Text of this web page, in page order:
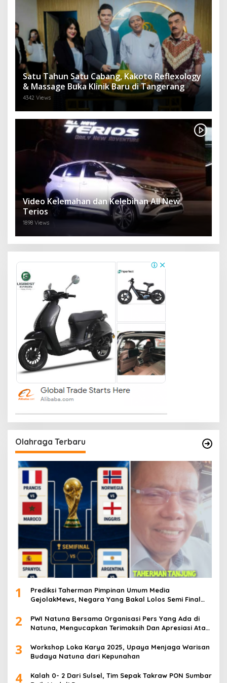
Satu Tahun Satu Cabang, Kakoto Reflexology
& Massage Buka Klinik Baru di Tangerang
4342 Views
Video Kelemahan dan Kelebihan All New
Terios
1898 Views
Olahraga Terbaru
1
Prediksi Taherman Pimpinan Umum Media
GejolakMews, Negara Yang Bakal Lolos Semi Final
2
PWI Natuna Bersama Organisasi Pers Yang Ada di
Natuna, Mengucapkan Terimaksih Dan Apresiasi Atas
dan Insan Pers
3
Workshop Loka Karya 2025, Upaya Menjaga Warisan
Budaya Natuna dari Kepunahan
4
Kalah 0- 2 Dari Sulsel, Tim Sepak Takraw PON Sumbar